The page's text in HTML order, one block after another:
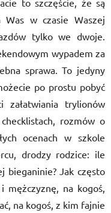
to szczęście, że są
Was w czasie Waszej
ów tylko we dwoje.
wypadem za
sprawa. To jedyny
po prostu pobyć
załatwiania trylionów
rozmów o
ocenach w szkole
drodzy rodzice: ile
bieganinie? Jak często
mężczyznę, na kogoś,
na kogoś, z kim fajnie